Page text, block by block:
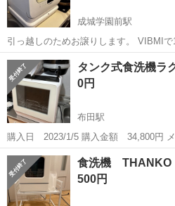
成城学園前駅
引っ越しのためお譲りします。 VIBMIで
はタンクに入れる形式で水道と繋げる
いただける方お願いいたします。
東京 調布市 成城学園前駅
タンク式食洗機ラ
0円
布田駅
購入日 2023/1/5 購入金額 34,800円
道いらずのタンク式食器洗い乾燥機 「
東京 調布市 布田駅
食洗機 THANKO
500円